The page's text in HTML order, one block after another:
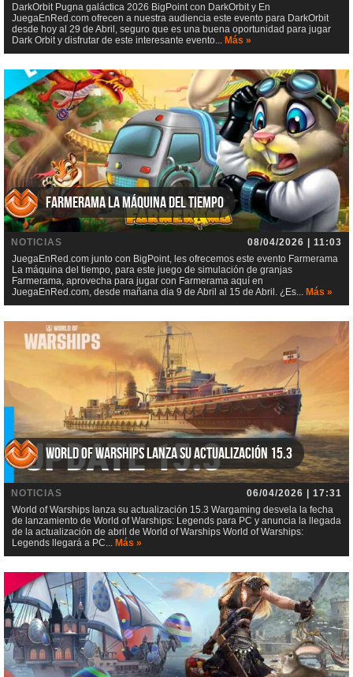
DarkOrbit Pugna galáctica 2026 BigPoint con DarkOrbit y En
JuegaEnRed.com ofrecen a nuestra audiencia este evento para DarkOrbit
desde hoy al 29 de Abril, seguro que es una buena oportunidad para jugar
Dark Orbit y disfrutar de este interesante evento... Más »
Farmerama La máquina del tiempo
NOTICIAS
08/04/2026 | 11:03
JuegaEnRed.com junto con BigPoint, les ofrecemos este evento Farmerama
La máquina del tiempo, para este juego de simulación de granjas
Farmerama, aprovecha para jugar con Farmerama aquí en
JuegaEnRed.com, desde mañana dia 9 de Abril al 15 de Abril. ¿Es... Más »
World of Warships lanza su actualización 15.3
NOTICIAS
06/04/2026 | 17:31
World of Warships lanza su actualización 15.3 Wargaming desvela la fecha
de lanzamiento de World of Warships: Legends para PC y anuncia la llegada
de la actualización de abril de World of Warships World of Warships:
Legends llegará a PC... Más »